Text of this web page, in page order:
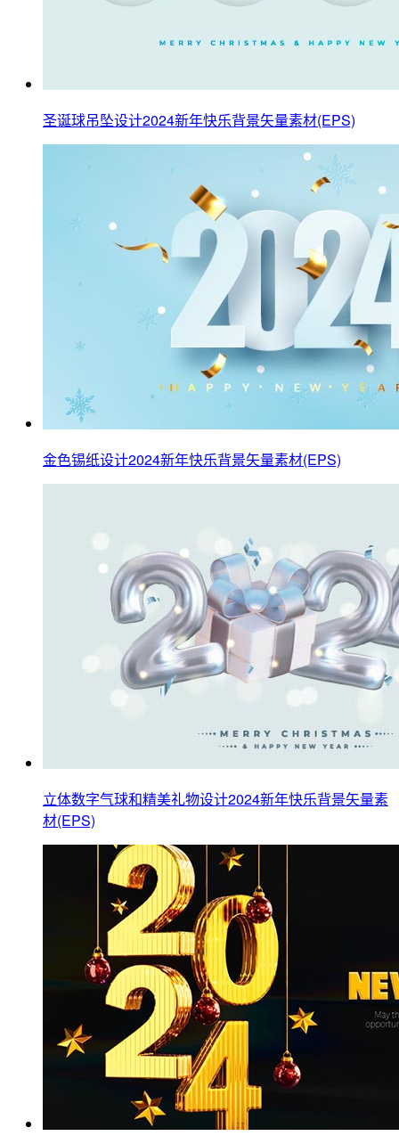
圣诞球吊坠设计2024新年快乐背景矢量素材(EPS)
金色锡纸设计2024新年快乐背景矢量素材(EPS)
立体数字气球和精美礼物设计2024新年快乐背景矢量素
材(EPS)